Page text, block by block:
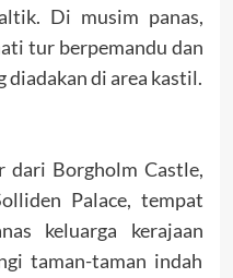
Di musim panas,
tur berpemandu dan
diadakan di area kastil.
dari Borgholm Castle,
Palace, tempat
keluarga kerajaan
taman-taman indah